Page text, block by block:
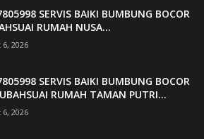
SERVIS BAIKI BUMBUNG BOCOR
RUMAH NUSA...
2026
SERVIS BAIKI BUMBUNG BOCOR
RUMAH TAMAN PUTRI...
2026